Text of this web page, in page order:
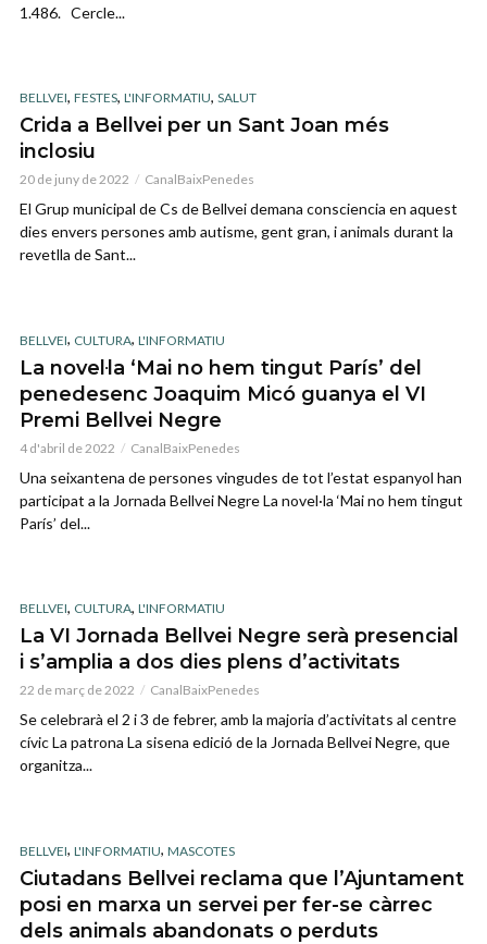
1.486. Cercle...
BELLVEI, FESTES, L'INFORMATIU, SALUT
Crida a Bellvei per un Sant Joan més
inclosiu
20 de juny de 2022 CanalBaixPenedes
El Grup municipal de Cs de Bellvei demana consciencia en aquest
dies envers persones amb autisme, gent gran, i animals durant la
revetlla de Sant...
BELLVEI, CULTURA, L'INFORMATIU
La novel·la ‘Mai no hem tingut París’ del
penedesenc Joaquim Micó guanya el VI
Premi Bellvei Negre
4 d'abril de 2022 CanalBaixPenedes
Una seixantena de persones vingudes de tot l’estat espanyol han
participat a la Jornada Bellvei Negre La novel·la ‘Mai no hem tingut
París’ del...
BELLVEI, CULTURA, L'INFORMATIU
La VI Jornada Bellvei Negre serà presencial
i s’amplia a dos dies plens d’activitats
22 de març de 2022 CanalBaixPenedes
Se celebrarà el 2 i 3 de febrer, amb la majoria d’activitats al centre
cívic La patrona La sisena edició de la Jornada Bellvei Negre, que
organitza...
BELLVEI, L'INFORMATIU, MASCOTES
Ciutadans Bellvei reclama que l’Ajuntament
posi en marxa un servei per fer-se càrrec
dels animals abandonats o perduts